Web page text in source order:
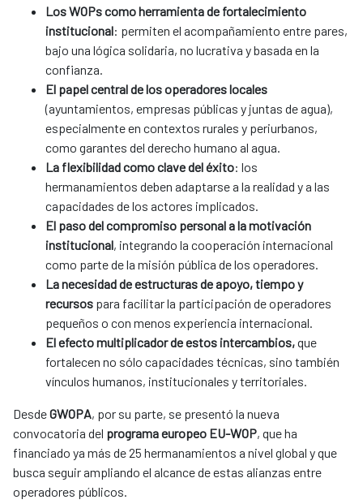
Los WOPs como herramienta de fortalecimiento
institucional: permiten el acompañamiento entre pares,
bajo una lógica solidaria, no lucrativa y basada en la
confianza.
El papel central de los operadores locales
(ayuntamientos, empresas públicas y juntas de agua),
especialmente en contextos rurales y periurbanos,
como garantes del derecho humano al agua.
La flexibilidad como clave del éxito: los
hermanamientos deben adaptarse a la realidad y a las
capacidades de los actores implicados.
El paso del compromiso personal a la motivación
institucional, integrando la cooperación internacional
como parte de la misión pública de los operadores.
La necesidad de estructuras de apoyo, tiempo y
recursos para facilitar la participación de operadores
pequeños o con menos experiencia internacional.
El efecto multiplicador de estos intercambios,que
fortalecen no sólo capacidades técnicas, sino también
vínculos humanos, institucionales y territoriales.
DesdeGWOPA, por su parte, se presentó la nueva
convocatoria del programa europeo EU-WOP, que ha
financiado ya más de 25 hermanamientos a nivel global y que
busca seguir ampliando el alcance de estas alianzas entre
operadores públicos.